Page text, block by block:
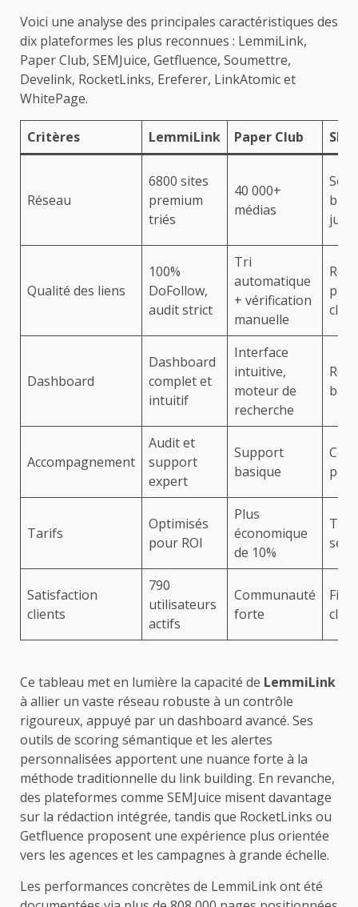
Voici une analyse des principales caractéristiques des
dix plateformes les plus reconnues : LemmiLink,
Paper Club, SEMJuice, Getfluence, Soumettre,
Develink, RocketLinks, Ereferer, LinkAtomic et
WhitePage.
Critères LemmiLink Paper Club
Réseau
6800 sites
premium
triés
40 000+
médias
jus
Qualité des liens
100%
DoFollow,
audit strict
Tri
automatique
+ vérification
manuelle
clés
Dashboard
Dashboard
complet et
intuitif
Interface
intuitive,
moteur de
recherche
Accompagnement
Audit et
support
expert
Support
basique
Tarifs
Optimisés
pour ROI
Plus
économique
de 10%
Satisfaction
clients
790
utilisateurs
actifs
Communauté
forte
Ce tableau met en lumière la capacité de LemmiLink
à allier un vaste réseau robuste à un contrôle
rigoureux, appuyé par un dashboard avancé. Ses
outils de scoring sémantique et les alertes
personnalisées apportent une nuance forte à la
méthode traditionnelle du link building. En revanche,
des plateformes comme SEMJuice misent davantage
sur la rédaction intégrée, tandis que RocketLinks ou
Getfluence proposent une expérience plus orientée
vers les agences et les campagnes à grande échelle.
Les performances concrètes de LemmiLink ont été